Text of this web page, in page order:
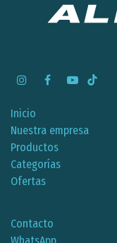
Inicio
Nuestra empresa
Productos
Categorías
Ofertas
Contacto